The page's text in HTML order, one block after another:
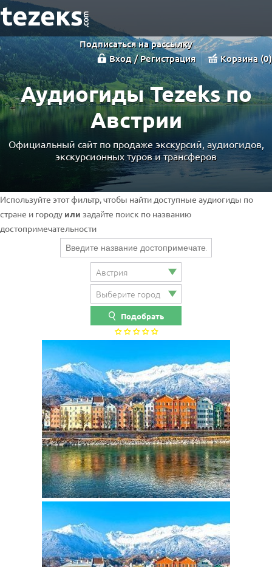
Подписаться на рассылку
Вход / Регистрация
Корзина 0
Аудиогиды Tezeks по
Австрии
Официальный сайт по продаже экскурсий, аудиогидов,
экскурсионных туров и трансферов
Используйте этот фильтр, чтобы найти доступные аудиогиды по
стране и городу или задайте поиск по названию
достопримечательности
Подобрать